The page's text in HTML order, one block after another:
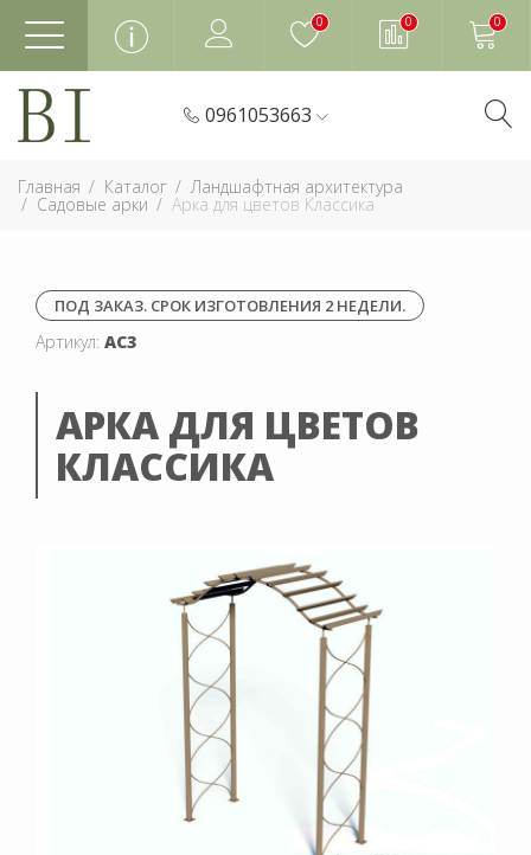
0 0 0
0961053663
Главная Каталог Ландшафтная архитектура
Садовые арки Арка для цветов Классика
ПОД ЗАКАЗ. СРОК ИЗГОТОВЛЕНИЯ 2 НЕДЕЛИ.
Артикул: АС3
АРКА ДЛЯ ЦВЕТОВ
КЛАССИКА